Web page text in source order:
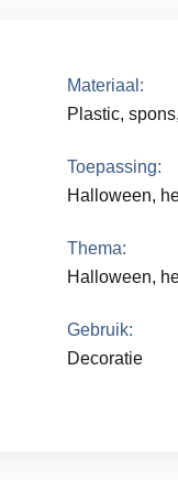
Materiaal:
Plastic,
Toepassing:
Halloween,
Thema:
Halloween,
Gebruik:
Decoratie